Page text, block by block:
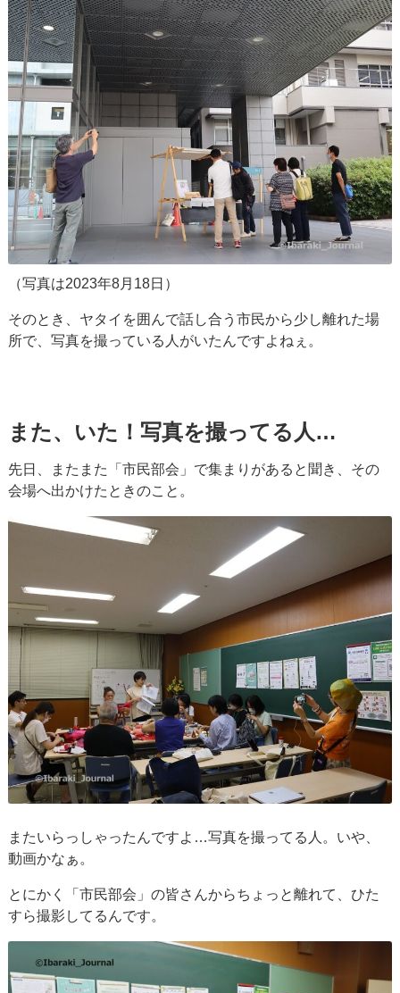
（写真は2023年8月18日）
そのとき、ヤタイを囲んで話し合う市民から少し離れた場
所で、写真を撮っている人がいたんですよねぇ。
また、いた！写真を撮ってる人…
先日、またまた「市民部会」で集まりがあると聞き、その
会場へ出かけたときのこと。
またいらっしゃったんですよ…写真を撮ってる人。いや、
動画かなぁ。
とにかく「市民部会」の皆さんからちょっと離れて、ひた
すら撮影してるんです。